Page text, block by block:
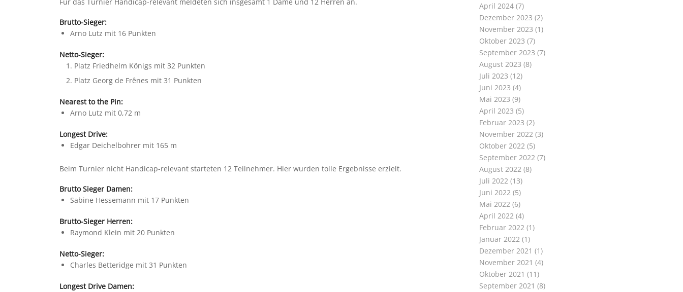
Für das Turnier Handicap-relevant meldeten sich insgesamt 1 Dame und 12 Herren an.
Brutto-Sieger:
Arno Lutz mit 16 Punkten
Netto-Sieger:
Platz Friedhelm Königs mit 32 Punkten
Platz Georg de Frênes mit 31 Punkten
Nearest to the Pin:
Arno Lutz mit 0,72 m
Longest Drive:
Edgar Deichelbohrer mit 165 m
Beim Turnier nicht Handicap-relevant starteten 12 Teilnehmer. Hier wurden tolle Ergebnisse erzielt.
Brutto Sieger Damen:
Sabine Hessemann mit 17 Punkten
Brutto-Sieger Herren:
Raymond Klein mit 20 Punkten
Netto-Sieger:
Charles Betteridge mit 31 Punkten
Longest Drive Damen:
April 2024(7)
Dezember 2023 (2)
November 2023 (1)
Oktober 2023 (7)
September 2023 (7)
August 2023 (8)
Juli 2023 (12)
Juni 2023 (4)
Mai 2023 (9)
April 2023 (5)
Februar 2023 (2)
November 2022(3)
Oktober 2022(5)
September 2022(7)
August 2022(8)
Juli 2022(13)
Juni 2022(5)
Mai 2022(6)
April 2022(4)
Februar 2022(1)
Januar 2022(1)
Dezember 2021 (1)
November 2021 (4)
Oktober 2021 (11)
September 2021 (8)